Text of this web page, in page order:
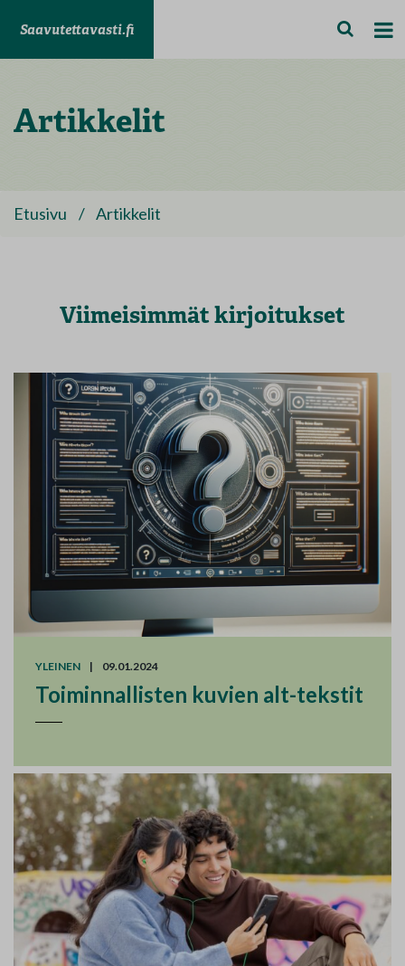
Saavutettavasti.fi
Artikkelit
Etusivu / Artikkelit
Viimeisimmät kirjoitukset
YLEINEN | 09.01.2024
Toiminnallisten kuvien alt-tekstit